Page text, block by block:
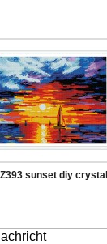
sunset diy crystal